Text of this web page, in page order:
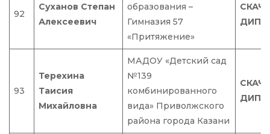
92
Суханов Степан
Алексеевич
образования –
Гимназия 57
«Притяжение»
93
Терехина
Таисия
Михайловна
МАДОУ «Детский сад
№139
комбинированного
вида» Приволжского
района города Казани